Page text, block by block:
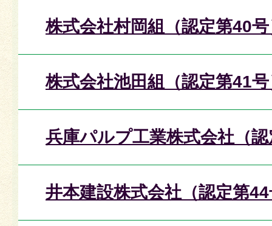
株式会社村岡組（認定第40
株式会社池田組（認定第41
兵庫パルプ工業株式会社（
井本建設株式会社（認定第